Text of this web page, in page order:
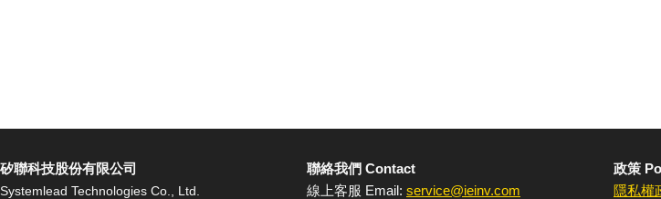
矽聯科技股份有限公司
Systemlead Technologies Co., Ltd.
聯絡我們 Contact
線上客服 Email: service@ieinv.com
政策
隱私權